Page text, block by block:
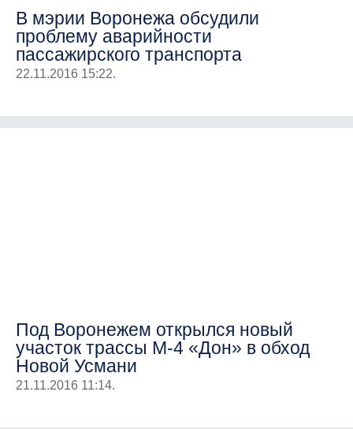
В мэрии Воронежа обсудили
проблему аварийности
пассажирского транспорта
22.11.2016 15:22.
Под Воронежем открылся новый
участок трассы М-4 «Дон» в обход
Новой Усмани
21.11.2016 11:14.